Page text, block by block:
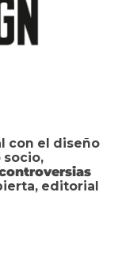
con el diseño
editorial